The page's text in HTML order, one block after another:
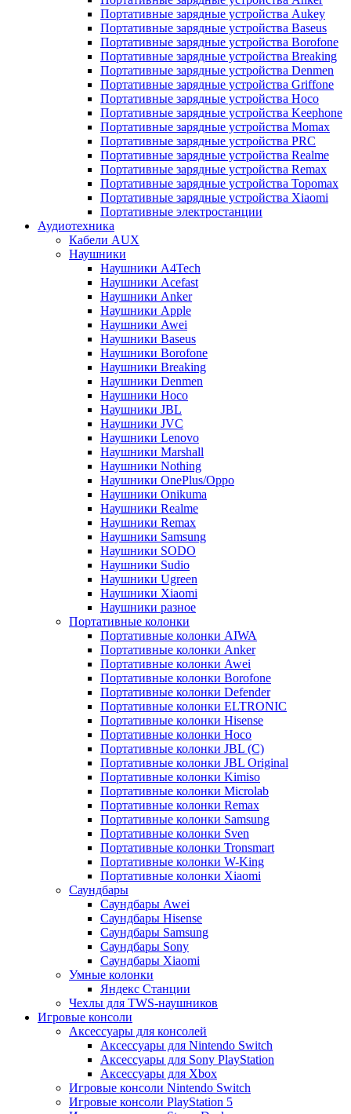
Портативные зарядные устройства Aukey
Портативные зарядные устройства Baseus
Портативные зарядные устройства Borofone
Портативные зарядные устройства Breaking
Портативные зарядные устройства Denmen
Портативные зарядные устройства Griffone
Портативные зарядные устройства Hoco
Портативные зарядные устройства Keephone
Портативные зарядные устройства Momax
Портативные зарядные устройства PRC
Портативные зарядные устройства Realme
Портативные зарядные устройства Remax
Портативные зарядные устройства Topomax
Портативные зарядные устройства Xiaomi
Портативные электростанции
Аудиотехника
Кабели AUX
Наушники
Наушники A4Tech
Наушники Acefast
Наушники Anker
Наушники Apple
Наушники Awei
Наушники Baseus
Наушники Borofone
Наушники Breaking
Наушники Denmen
Наушники Hoco
Наушники JBL
Наушники JVC
Наушники Lenovo
Наушники Marshall
Наушники Nothing
Наушники OnePlus/Oppo
Наушники Onikuma
Наушники Realme
Наушники Remax
Наушники Samsung
Наушники SODO
Наушники Sudio
Наушники Ugreen
Наушники Xiaomi
Наушники разное
Портативные колонки
Портативные колонки AIWA
Портативные колонки Anker
Портативные колонки Awei
Портативные колонки Borofone
Портативные колонки Defender
Портативные колонки ELTRONIC
Портативные колонки Hisense
Портативные колонки Hoco
Портативные колонки JBL (C)
Портативные колонки JBL Original
Портативные колонки Kimiso
Портативные колонки Microlab
Портативные колонки Remax
Портативные колонки Samsung
Портативные колонки Sven
Портативные колонки Tronsmart
Портативные колонки W-King
Портативные колонки Xiaomi
Саундбары
Саундбары Awei
Саундбары Hisense
Саундбары Samsung
Саундбары Sony
Саундбары Xiaomi
Умные колонки
Яндекс Станции
Чехлы для TWS-наушников
Игровые консоли
Аксессуары для консолей
Аксессуары для Nintendo Switch
Аксессуары для Sony PlayStation
Аксессуары для Xbox
Игровые консоли Nintendo Switch
Игровые консоли PlayStation 5